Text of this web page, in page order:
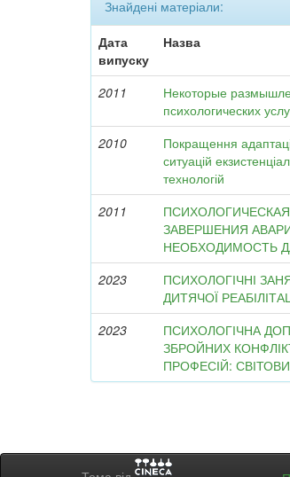
Знайдені матеріали:
Дата
випуску
Назва
2011
Некоторые
психологических
2010
Покращення
ситуацій
технологій
2011
ЗАВЕРШЕНИЯ
НЕОБХОДИМОСТЬ
2023
ПСИХОЛОГІЧНІ
ДИТЯЧОЇ
2023
ПСИХОЛОГІЧНА
ЗБРОЙНИХ
ПРОФЕСІЙ: